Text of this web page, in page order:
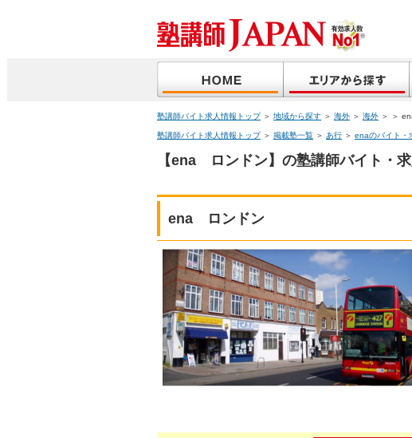
塾講師バイト求人情報トップ＞ 地域から探す ＞ 海外 ＞ 海外 ＞ ＞
塾講師バイト求人情報トップ＞ 掲載塾一覧 ＞ あ行 ＞ enaのバイト・
【ena ロンドン】の塾講師バイト・
ena ロンドン